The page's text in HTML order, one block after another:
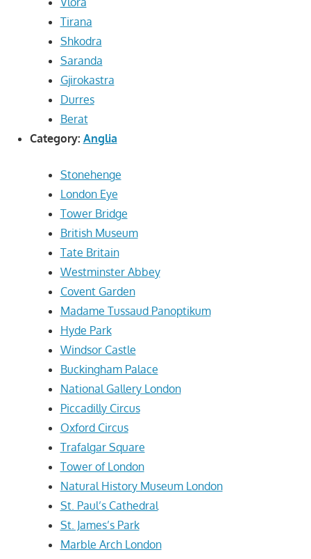
Tirana
Shkodra
Saranda
Gjirokastra
Durres
Berat
Category: Anglia
Stonehenge
London Eye
Tower Bridge
British Museum
Tate Britain
Westminster Abbey
Covent Garden
Madame Tussaud Panoptikum
Hyde Park
Windsor Castle
Buckingham Palace
National Gallery London
Piccadilly Circus
Oxford Circus
Trafalgar Square
Tower of London
Natural History Museum London
St. Paul’s Cathedral
St. James’s Park
Marble Arch London